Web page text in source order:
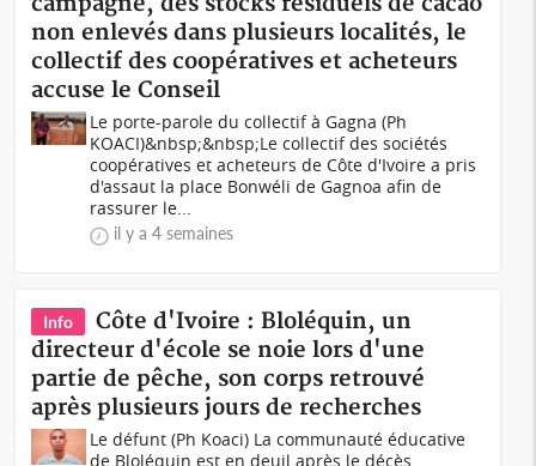
non enlevés dans plusieurs localités, le
collectif des coopératives et acheteurs
accuse le Conseil
Le porte-parole du collectif à Gagna (Ph
KOACI)&nbsp;&nbsp;Le collectif des sociétés
coopératives et acheteurs de Côte d'Ivoire a pris
d'assaut la place Bonwéli de Gagnoa afin de
rassurer le...
il y a 4 semaines
Info
Côte d'Ivoire : Bloléquin, un
directeur d'école se noie lors d'une
partie de pêche, son corps retrouvé
après plusieurs jours de recherches
Le défunt (Ph Koaci) La communauté éducative
de Bloléquin est en deuil après le décès